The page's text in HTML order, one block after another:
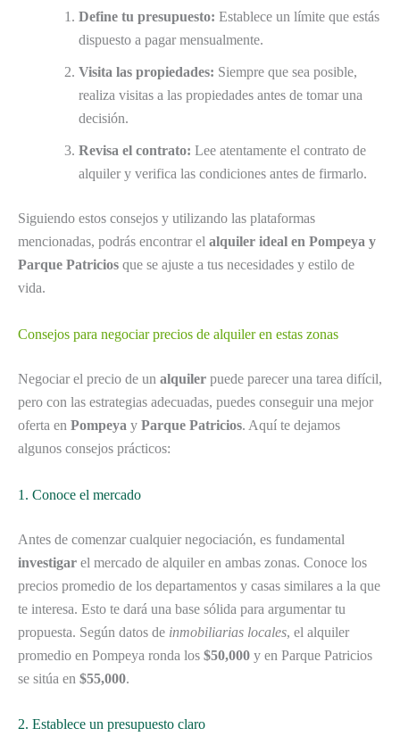
Define tu presupuesto: Establece un límite que estás
dispuesto a pagar mensualmente.
Visita las propiedades: Siempre que sea posible,
realiza visitas a las propiedades antes de tomar una
decisión.
Revisa el contrato: Lee atentamente el contrato de
alquiler y verifica las condiciones antes de firmarlo.
Siguiendo estos consejos y utilizando las plataformas
mencionadas, podrás encontrar el alquiler ideal en Pompeya y
Parque Patricios que se ajuste a tus necesidades y estilo de
vida.
Consejos para negociar precios de alquiler en estas zonas
Negociar el precio de un alquiler puede parecer una tarea difícil,
pero con las estrategias adecuadas, puedes conseguir una mejor
oferta en Pompeya y Parque Patricios. Aquí te dejamos
algunos consejos prácticos:
1. Conoce el mercado
Antes de comenzar cualquier negociación, es fundamental
investigar el mercado de alquiler en ambas zonas. Conoce los
precios promedio de los departamentos y casas similares a la que
te interesa. Esto te dará una base sólida para argumentar tu
propuesta. Según datos de inmobiliarias locales, el alquiler
promedio en Pompeya ronda los $50,000 y en Parque Patricios
se sitúa en $55,000.
2. Establece un presupuesto claro